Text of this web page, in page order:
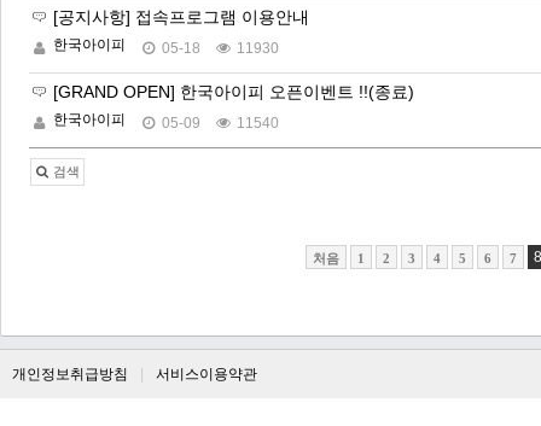
[공지사항] 접속프로그램 이용안내
한국아이피 05-18 11930
[GRAND OPEN] 한국아이피 오픈이벤트 !!(종료)
한국아이피 05-09 11540
검색
처음 1 2 3 4 5 6 7 8
개인정보취급방침 서비스이용약관